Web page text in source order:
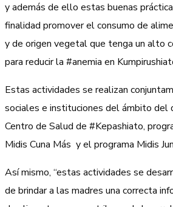
y además de ello estas buenas
finalidad promover el consumo de
y de origen vegetal que tenga un alto
para reducir la #anemia en
Estas actividades se realizan
sociales e instituciones del ámbito
Centro de Salud de #Kepashiato,
Midis Cuna Más y el programa Midis
Así mismo, “estas actividades se
de brindar a las madres una correcta